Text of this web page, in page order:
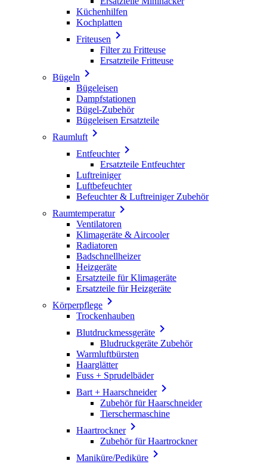
Küchenhilfen
Kochplatten
Friteusen 
Filter zu Fritteuse
Ersatzteile Fritteuse
Bügeln 
Bügeleisen
Dampfstationen
Bügel-Zubehör
Bügeleisen Ersatzteile
Raumluft 
Entfeuchter
Ersatzteile Entfeuchter
Luftreiniger
Luftbefeuchter
Befeuchter & Luftreiniger Zubehör
Raumtemperatur
Ventilatoren
Klimageräte & Aircooler
Radiatoren
Badschnellheizer
Heizgeräte
Ersatzteile für Klimageräte
Ersatzteile für Heizgeräte
Körperpflege 
Trockenhauben
Blutdruckmessgeräte 
Bludruckgeräte Zubehör
Warmluftbürsten
Haarglätter
Fuss + Sprudelbäder
Bart + Haarschneider
Zubehör für Haarschneider
Tierschermaschine
Haartrockner
Zubehör für Haartrockner
Maniküre/Pediküre 